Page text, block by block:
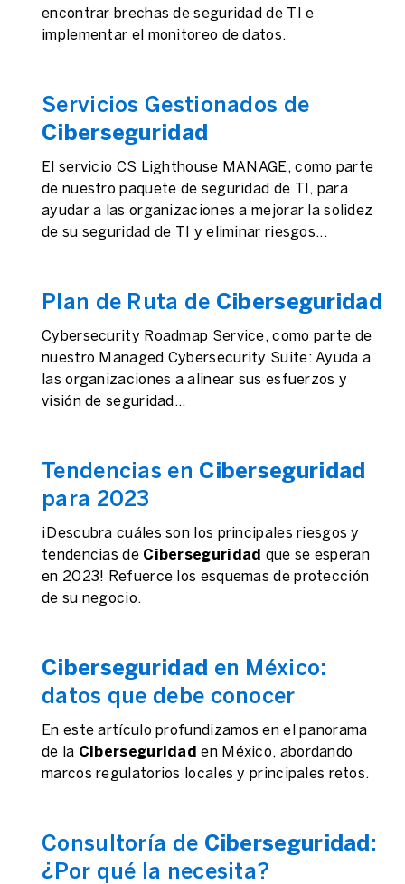
encontrar brechas de seguridad de TI e
implementar el monitoreo de datos.
Servicios Gestionados de
Ciberseguridad
El servicio CS Lighthouse MANAGE, como parte
de nuestro paquete de seguridad de TI, para
ayudar a las organizaciones a mejorar la solidez
de su seguridad de TI y eliminar riesgos...
Plan de Ruta de Ciberseguridad
Cybersecurity Roadmap Service, como parte de
nuestro Managed Cybersecurity Suite: Ayuda a
las organizaciones a alinear sus esfuerzos y
visión de seguridad...
Tendencias en Ciberseguridad
para 2023
¡Descubra cuáles son los principales riesgos y
tendencias de Ciberseguridad que se esperan
en 2023! Refuerce los esquemas de protección
de su negocio.
Ciberseguridad en México:
datos que debe conocer
En este artículo profundizamos en el panorama
de la Ciberseguridad en México, abordando
marcos regulatorios locales y principales retos.
Consultoría de Ciberseguridad:
¿Por qué la necesita?